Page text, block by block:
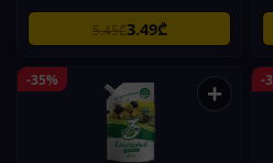
5.45₾3.49₾
-35% + -